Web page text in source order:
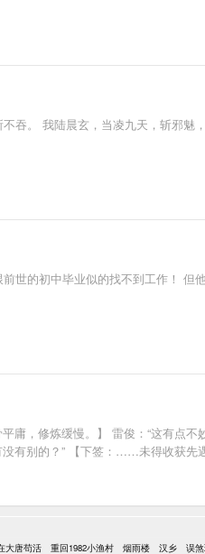
吞。 我陆晨玄，当凌九天，斩邪魅
的初中毕业似的找不到工作！
庸，修炼缓慢。】 雷俊：“这有点
别的？” 【下签：……未得收获先
大唐苟活 重回1982小渔村 烟雨楼 汉乡 误